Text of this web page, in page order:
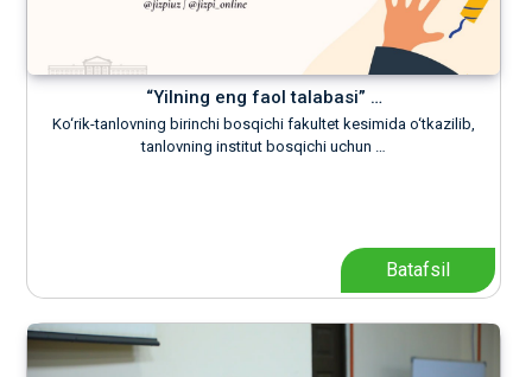
“Yilning eng faol talabasi” …
Ko‘rik-tanlovning birinchi bosqichi fakultet kesimida o‘tkazilib,
tanlovning institut bosqichi uchun …
Batafsil